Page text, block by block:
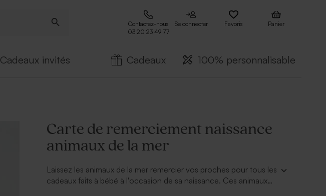
Contactez-nous
03 20 23 49 77
Se connecter Favoris Panier
Cadeaux invités Cadeaux 100% personnalisable
Carte de remerciement naissance
animaux de la mer
Laissez les animaux de la mer remercier vos proches pour tous les
cadeaux faits à bébé à l'occasion de sa naissance. Ces animaux